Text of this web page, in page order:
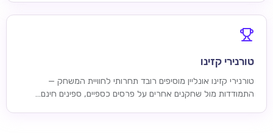
טורנירי קזינו
טורנירי קזינו אונליין מוסיפים רובד תחרותי לחוויית המשחק —
התמודדות מול שחקנים אחרים על פרסים כספיים, ספינים חינם…